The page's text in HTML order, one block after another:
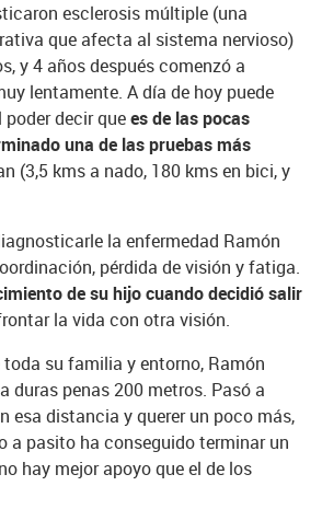
esclerosis múltiple (una
que afecta al sistema nervioso)
y 4 años después comenzó a
lentamente. A día de hoy puede
decir quees de las pocas
una de las pruebas más
(3,5 kms a nado, 180 kms en bici, y
la enfermedad Ramón
pérdida de visión y fatiga.
de su hijo cuando decidió salir
la vida con otra visión.
su familia y entorno, Ramón
duras penas 200 metros. Pasó a
esa distancia y querer un poco más,
a pasito ha conseguido terminar un
hay mejor apoyo que el de los